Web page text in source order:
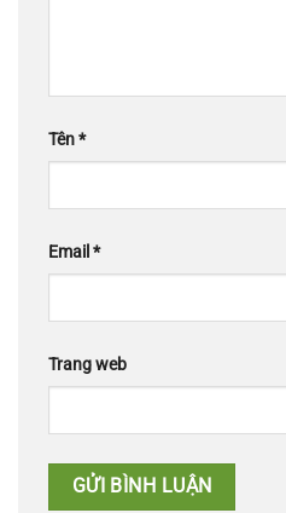
Tên*
Email *
Trang web